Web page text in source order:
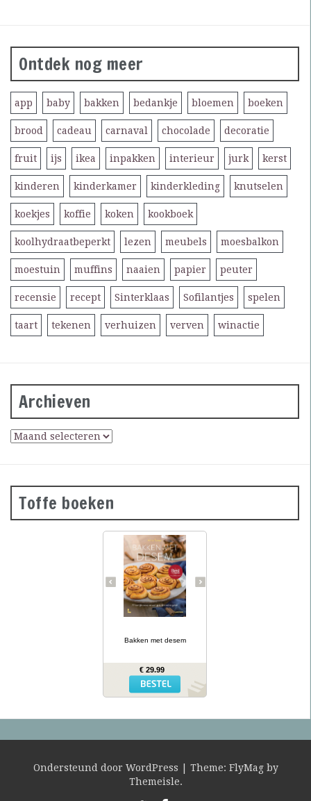
Ontdek nog meer
app baby bakken bedankje bloemen boeken
brood cadeau carnaval chocolade decoratie
fruit ijs ikea inpakken interieur jurk kerst
kinderen kinderkamer kinderkleding knutselen
koekjes koffie koken kookboek
koolhydraatbeperkt lezen meubels moesbalkon
moestuin muffins naaien papier peuter
recensie recept Sinterklaas Sofilantjes spelen
taart tekenen verhuizen verven winactie
Archieven
Toffe boeken
Desembrood is
voedzaam, licht
verteerbaar, goed voor de
darmflora én superlekker.
In haar tweede prachtig
geïllustreerde bakboek
verklapt de Sloveense
Anita Sumer de geheimen
van het lekkere brood
brood met het
fougasse, naanbrood,
hamburgerbroodjes,
kaneelbollen, wafels en
panettone. Naast de 77
hoe je het deeg moet
verwerken, wat er fout
Bakken met desem
€ 29.99
Ondersteund door WordPress Theme: FlyMagby
Themeisle.